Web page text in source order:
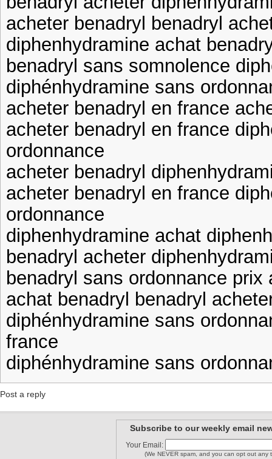
acheter benadryl benadryl
diphenhydramine achat
benadryl sans somnolence
diphénhydramine sans
acheter benadryl en france
acheter benadryl en france
ordonnance
acheter benadryl
acheter benadryl en france
ordonnance
diphenhydramine achat
benadryl acheter
benadryl sans ordonnance
achat benadryl benadryl
diphénhydramine sans
france
diphénhydramine sans
Post a reply
Subscribe to our weekly email
Your Email:
(We NEVER spam, and you can opt out any